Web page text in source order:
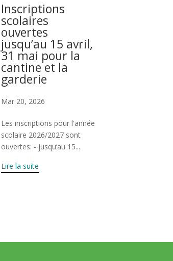
Inscriptions
scolaires
ouvertes
jusqu’au 15 avril,
31 mai pour la
cantine et la
garderie
Mar 20, 2026
Les inscriptions pour l'année
scolaire 2026/2027 sont
ouvertes: - jusqu’au 15...
Lire la suite